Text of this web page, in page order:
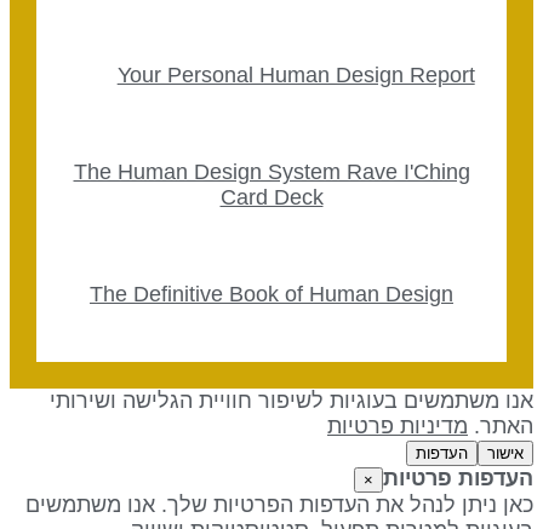
Your Personal Human Design Report
The Human Design System Rave I'Ching
Card Deck
The Definitive Book of Human Design
משתמשים בעוגיות לשיפור חוויית הגלישה ושירותי
מדיניות פרטיות
אישור העדפות
פרטיות ×
ניתן לנהל את העדפות הפרטיות שלך. אנו משתמשים